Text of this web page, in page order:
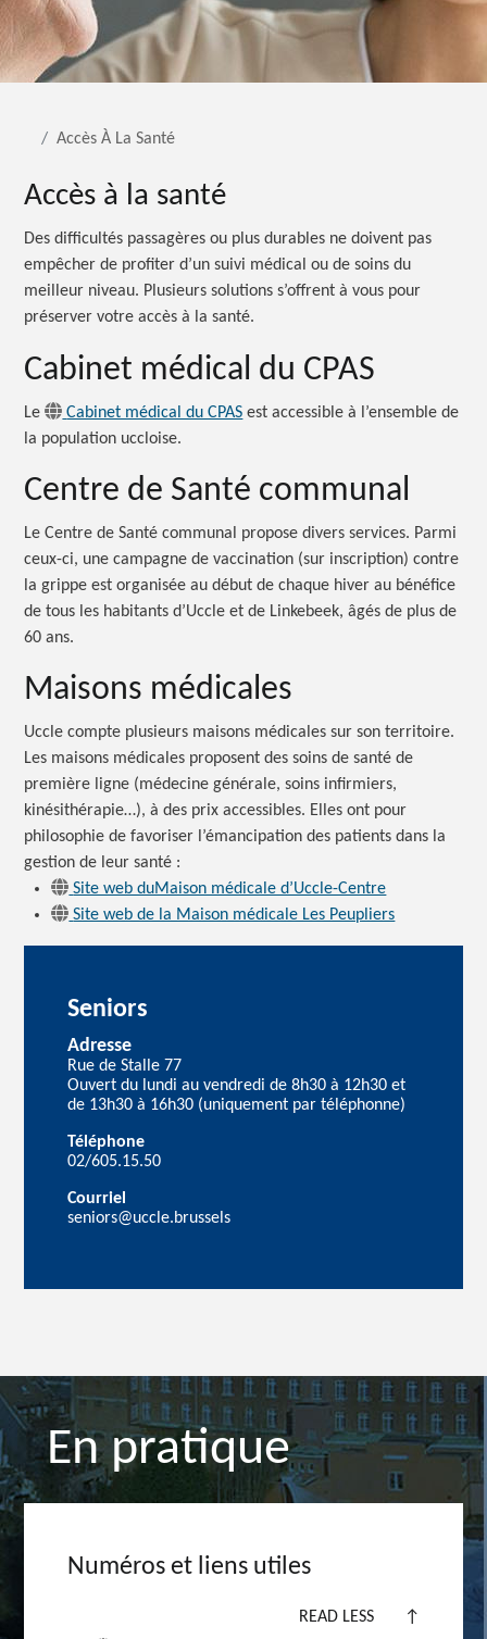
Accès À La Santé
Accès à la santé
Des difficultés passagères ou plus durables ne doivent pas
empêcher de profiter d’un suivi médical ou de soins du
meilleur niveau. Plusieurs solutions s’offrent à vous pour
préserver votre accès à la santé.
Cabinet médical du CPAS
Le Cabinet médical du CPAS est accessible à l’ensemble de
la population uccloise.
Centre de Santé communal
Le Centre de Santé communal propose divers services. Parmi
ceux-ci, une campagne de vaccination (sur inscription) contre
la grippe est organisée au début de chaque hiver au bénéfice
de tous les habitants d’Uccle et de Linkebeek, âgés de plus de
60 ans.
Maisons médicales
Uccle compte plusieurs maisons médicales sur son territoire.
Les maisons médicales proposent des soins de santé de
première ligne (médecine générale, soins infirmiers,
kinésithérapie…), à des prix accessibles. Elles ont pour
philosophie de favoriser l’émancipation des patients dans la
gestion de leursanté :
Site web duMaison médicale d’Uccle-Centre
Site web de la Maison médicale Les Peupliers
Seniors
Adresse
Rue de Stalle 77
Ouvert du lundi au vendredi de 8h30 à 12h30 et
de 13h30 à 16h30 (uniquement par téléphonne)
Téléphone
02/605.15.50
Courriel
seniors@uccle.brussels
En pratique
Numéros et liens utiles
READ LESS
↑